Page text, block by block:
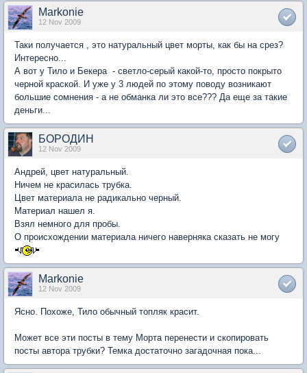
Markonie
12 Nov 2009
Таки получается , это натуральный цвет морты, как бы на срез?
Интересно...
А вот у Тило и Бекера - светло-серый какой-то, просто покрыто
черной краской. И уже у 3 людей по этому поводу возникают
большие сомнения - а не обманка ли это все??? Да еще за такие
деньги...
БОРОДИН
12 Nov 2009
Андрей, цвет натуральный.
Ничем не красилась трубка.
Цвет материала не радикально черный.
Материал нашел я.
Взял немного для пробы.
О происхождении материала ничего наверняка сказать не могу
Markonie
12 Nov 2009
Ясно. Похоже, Тило обычный топляк красит.
Может все эти посты в тему Морта перенести и скопировать
посты автора трубки? Темка достаточно загадочная пока...